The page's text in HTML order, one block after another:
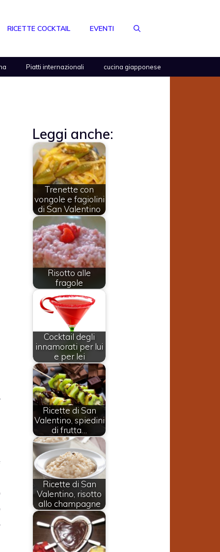
RICETTE COCKTAIL EVENTI
Piatti internazionali cucina giapponese
Leggi anche:
Trenette con
vongole e fagiolini
di San Valentino
Risotto alle
fragole
Cocktail degli
innamorati per lui
e per lei
Ricette di San
Valentino, spiedini
di frutta…
Ricette di San
Valentino, risotto
allo champagne